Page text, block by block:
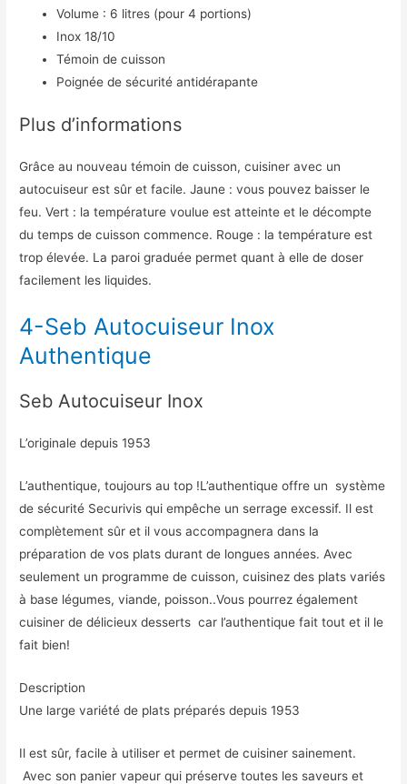
Volume : 6 litres (pour 4 portions)
Inox 18/10
Témoin de cuisson
Poignée de sécurité antidérapante
Plus d’informations
Grâce au nouveau témoin de cuisson, cuisiner avec un
autocuiseur est sûr et facile. Jaune : vous pouvez baisser le
feu. Vert : la température voulue est atteinte et le décompte
du temps de cuisson commence. Rouge : la température est
trop élevée. La paroi graduée permet quant à elle de doser
facilement les liquides.
4-Seb Autocuiseur Inox
Authentique
Seb Autocuiseur Inox
L’originale depuis 1953
L’authentique, toujours au top !L’authentique offre un système
de sécurité Securivis qui empêche un serrage excessif. Il est
complètement sûr et il vous accompagnera dans la
préparation de vos plats durant de longues années. Avec
seulement un programme de cuisson, cuisinez des plats variés
à base légumes, viande, poisson..Vous pourrez également
cuisiner de délicieux desserts car l’authentique fait tout et il le
fait bien!
Description
Une large variété de plats préparés depuis 1953
Il est sûr, facile à utiliser et permet de cuisiner sainement.
Avec son panier vapeur qui préserve toutes les saveurs et